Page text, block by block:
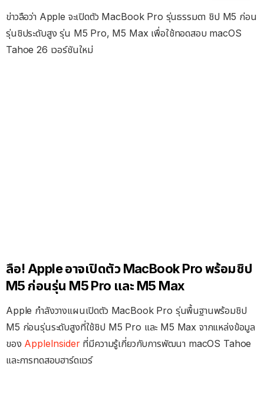
ข่าวลือว่า Apple จะเปิดตัว MacBook Pro รุ่นธรรมดา ชิป M5 ก่อน
รุ่นชิประดับสูง รุ่น M5 Pro, M5 Max เพื่อใช้ทอดสอบ macOS
Tahoe 26 เวอร์ชันใหม่
ลือ! Apple อาจเปิดตัว MacBook Pro พร้อมชิป
M5 ก่อนรุ่น M5 Pro และ M5 Max
Apple กำลังวางแผนเปิดตัว MacBook Pro รุ่นพื้นฐานพร้อมชิป
M5 ก่อนรุ่นระดับสูงที่ใช้ชิป M5 Pro และ M5 Max จากแหล่งข้อมูล
ของ AppleInsiderที่มีความรู้เกี่ยวกับการพัฒนา macOS Tahoe
และการทดสอบฮาร์ดแวร์